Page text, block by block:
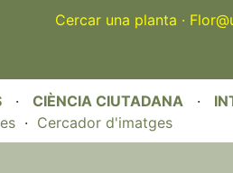
Cercar una planta ·
· CIÈNCIA CIUTADANA ·
· Cercador d'imatges